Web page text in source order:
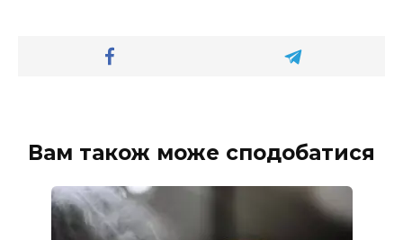
Вам також може сподобатися